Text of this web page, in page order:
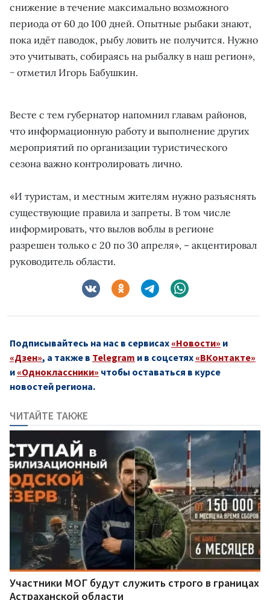
снижение в течение максимально возможного
периода от 60 до 100 дней. Опытные рыбаки знают,
пока идёт паводок, рыбу ловить не получится. Нужно
это учитывать, собираясь на рыбалку в наш регион»,
− отметил Игорь Бабушкин.
Весте с тем губернатор напомнил главам районов,
что информационную работу и выполнение других
мероприятий по организации туристического
сезона важно контролировать лично.
«И туристам, и местным жителям нужно разъяснять
существующие правила и запреты. В том числе
информировать, что вылов воблы в регионе
разрешен только с 20 по 30 апреля», – акцентировал
руководитель области.
Подписывайтесь на нас в сервисах «Новости» и
«Дзен», а также в Telegram и в соцсетях «ВКонтакте»
и «Одноклассники» чтобы оставаться в курсе
новостей региона.
ЧИТАЙТЕ ТАКЖЕ
Участники МОГ будут служить строго в границах
Астраханской области